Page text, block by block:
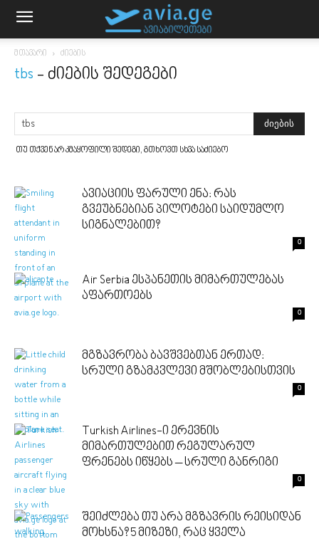
მთავარი ძიების
tbs - ძიების შედეგები
თუ თქვენ არ კმაყოფილი შედეგი, გთხოვთ სხვა საძიებო
ავიაციის ფარული ენა: რას
გვეუბნებიან პილოტები საიდუმლო
სიგნალებით?
0
Air Serbia ესპანეთის მიმართულებას
აფართოებს
0
მგზავრობა ბავშვებთან ერთად:
სრული გზამკვლევი მშობლებისთვის
0
Turkish Airlines-ი ერევნის
მიმართულებით რეგულარულ
ფრენებს იწყებს – სრული განრიგი
0
შეიძლება თუ არა მგზავრის რეისიდან
მოხსნა? 5 მიზეზი, რაც ყველა